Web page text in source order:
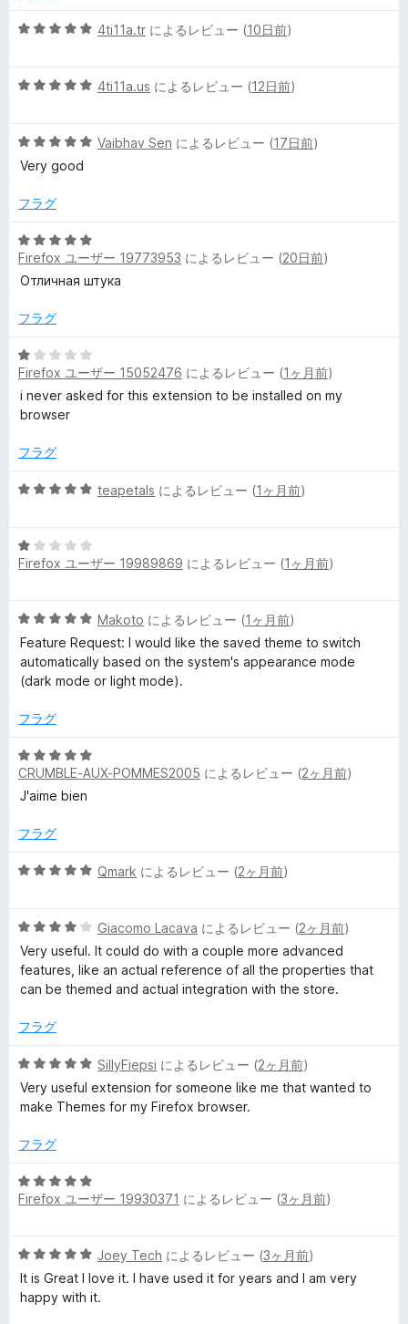
ュ
ー
の
5
中
評
価
4ti11a.tr によるレビュー (10日前)
5
中
5
評
4ti11a.us によるレビュー (12日前)
5
段
中
の
評
価
Vaibhav Sen によるレビュー (17日前)
Very good
フラグ
5
段
階
5
評
価
Firefox ユーザー 19773953 によるレビュー (20日前)
Отличная штука
フラグ
5
段
階
中
の
価
Firefox ユーザー 15052476 によるレビュー (1ヶ月前)
i never asked for this extension to be installed on my
browser
フラグ
5
中
5
価
teapetals によるレビュー (1ヶ月前)
5
段
1
の
評
価
Firefox ユーザー 19989869 によるレビュー (1ヶ月前)
5
段
階
中
の
価
Makoto によるレビュー (1ヶ月前)
Feature Request: I would like the saved theme to switch
automatically based on the system's appearance mode
(dark mode or light mode).
フラグ
5
段
階
5
評
CRUMBLE-AUX-POMMES2005 によるレビュー (2ヶ月前)
J'aime bien
フラグ
5
中
5
の
評
Qmark によるレビュー (2ヶ月前)
5
段
階
中
の
価
Giacomo Lacava によるレビュー (2ヶ月前)
Very useful. It could do with a couple more advanced
features, like an actual reference of all the properties that
can be themed and actual integration with the store.
フラグ
5
段
階
5
評
価
SillyFiepsi によるレビュー (2ヶ月前)
Very useful extension for someone like me that wanted to
make Themes for my Firefox browser.
フラグ
5
段
5
の
評
Firefox ユーザー 19930371 によるレビュー (3ヶ月前)
5
段
階
Joey Tech によるレビュー (3ヶ月前)
It is Great I love it. I have used it for years and I am very
happy with it.